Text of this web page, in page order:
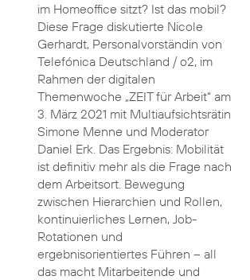
im Homeoffice sitzt? Ist das mobil?
Diese Frage diskutierte Nicole
Gerhardt, Personalvorständin von
Telefónica Deutschland / o2, im
Rahmen der digitalen
Themenwoche „ZEIT für Arbeit“ am
3. März 2021 mit Multiaufsichtsrätin
Simone Menne und Moderator
Daniel Erk. Das Ergebnis: Mobilität
ist definitiv mehr als die Frage nach
dem Arbeitsort. Bewegung
zwischen Hierarchien und Rollen,
kontinuierliches Lernen, Job-
Rotationen und
ergebnisorientiertes Führen – all
das macht Mitarbeitende und